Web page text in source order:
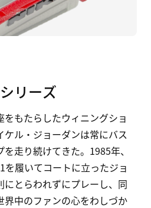
リーズ
もたらしたウィニングショ
ケル・ジョーダンは常にバス
走り続けてきた。1985年、
履いてコートに立ったジョ
とらわれずにプレーし、同
界中のファンの心をわしづか